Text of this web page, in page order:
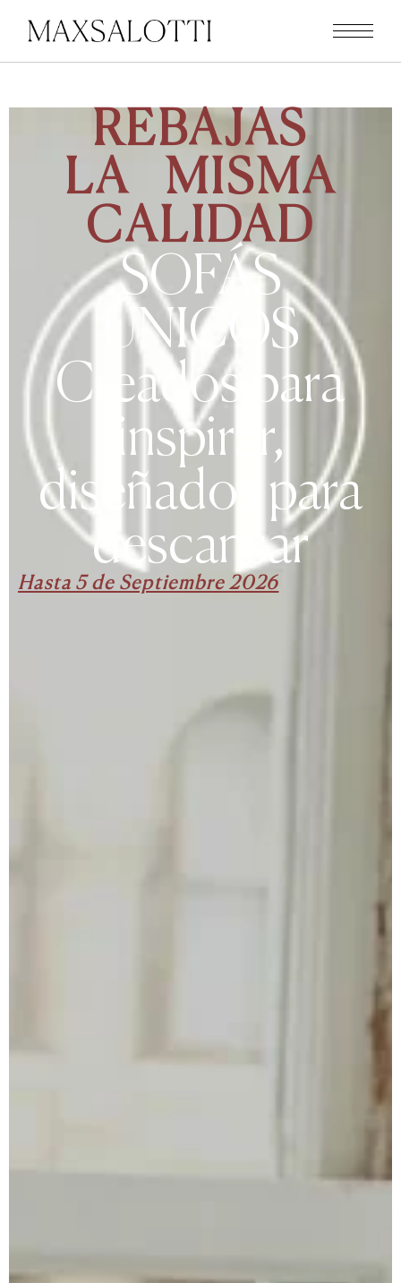
REBAJAS
LA MISMA
CALIDAD
SOFÁS
ÚNICOS
Creados para
inspirar,
diseñados para
descansar
Hasta 5 de Septiembre 2026